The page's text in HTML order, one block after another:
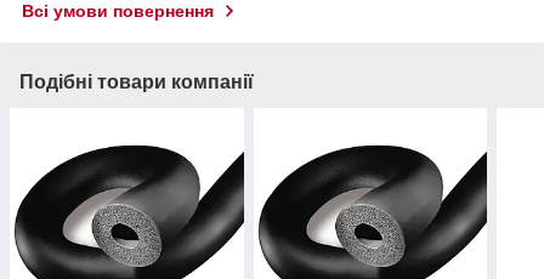
Всі умови повернення
Подібні товари компанії